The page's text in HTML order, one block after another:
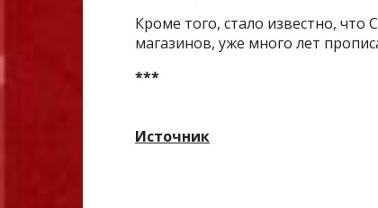
Кроме того, стало известно,
магазинов, уже много лет
***
Источник